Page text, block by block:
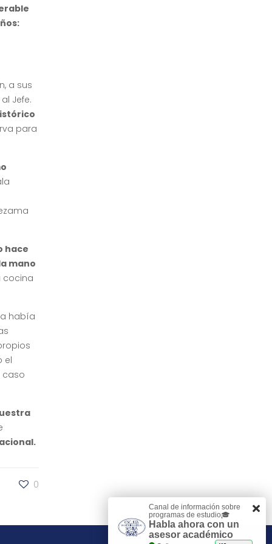
a sus
Jefe.
para
hace
mano
cocina
había
el
caso
0
Canal de información sobre
programas de estudio🎓
Habla ahora con un
asesor académico